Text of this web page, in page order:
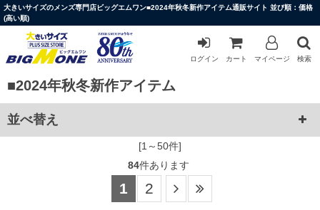
大きいサイズのメンズ専門店ビッグエムワン■2024年秋冬新作アイテム通販サイト 並び順：価格
(高い順)
ログイン カート マイページ 検索
■2024年秋冬新作アイテム
並べ替え
[1～50件]
84件あります
1 2